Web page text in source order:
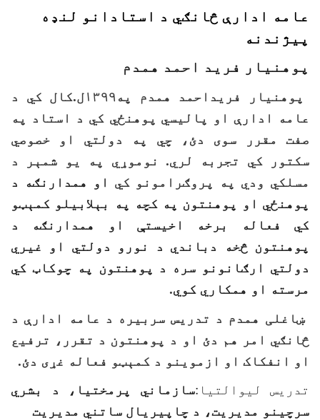
عامه ادارې څانګي د استادانو لنډه
پیژندنه
پوهنیار فرید احمد همدم
پوهنیار فريداحمد همدم په۱۳۹۹ل.کال کي د
عامه ادارې او پالیسي پوهنځي کي د استاد په
صفت مقرر سوی دئ، چي په دولتي او خصوصي
سکتور کي تجربه لري. نوموړي په یو شمېر د
مسلکي ودي په پروګرامونو کي او همدارنګه د
پوهنځي او پوهنتون په کچه په بېلابیلو کمېټو
کي فعاله برخه اخیستې او همدارنګه د
پوهنتون څخه دباندي د نورو دولتي او غیري
دولتي ارګانونو سره د پوهنتون په چوکاټ کي
مرسته او همکاري کوي.
ښاغلی همدم د تدریس سربیره د عامه ادارې د
څانګي امر هم دئ او د پوهنتون د تقرر، ترفیع
او انفکاک او ازموینو د کمېټو فعاله غړی دئ.
تدریس لیوالتیا :سازماني پرمختیا، د بشري
سرچینو مدیریت، د چاپیریال ساتني مدیریت